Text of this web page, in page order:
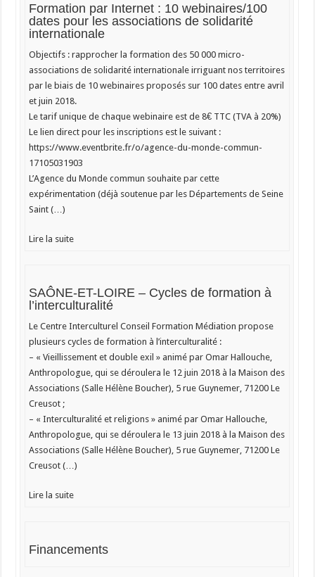
Formation par Internet : 10 webinaires/100
dates pour les associations de solidarité
internationale
Objectifs : rapprocher la formation des 50 000 micro-
associations de solidarité internationale irriguant nos territoires
par le biais de 10 webinaires proposés sur 100 dates entre avril
et juin 2018.
Le tarif unique de chaque webinaire est de 8€ TTC (TVA à 20%)
Le lien direct pour les inscriptions est le suivant :
https://www.eventbrite.fr/o/agence-du-monde-commun-
17105031903
L’Agence du Monde commun souhaite par cette
expérimentation (déjà soutenue par les Départements de Seine
Saint (…)
Lire la suite
SAÔNE-ET-LOIRE – Cycles de formation à
l’interculturalité
Le Centre Interculturel Conseil Formation Médiation propose
plusieurs cycles de formation à l’interculturalité :
– « Vieillissement et double exil » animé par Omar Hallouche,
Anthropologue, qui se déroulera le 12 juin 2018 à la Maison des
Associations (Salle Hélène Boucher), 5 rue Guynemer, 71200 Le
Creusot ;
– « Interculturalité et religions » animé par Omar Hallouche,
Anthropologue, qui se déroulera le 13 juin 2018 à la Maison des
Associations (Salle Hélène Boucher), 5 rue Guynemer, 71200 Le
Creusot (…)
Lire la suite
Financements